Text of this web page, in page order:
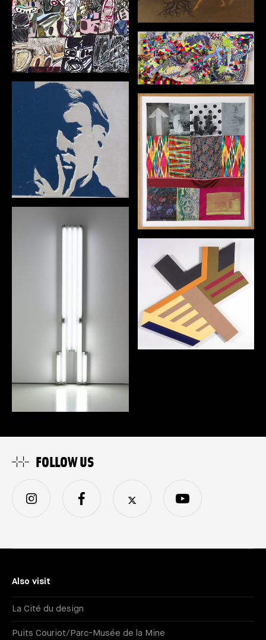
Also visit
La Cité du design
Puits Couriot/Parc-Musée de la Mine
FOLLOW US